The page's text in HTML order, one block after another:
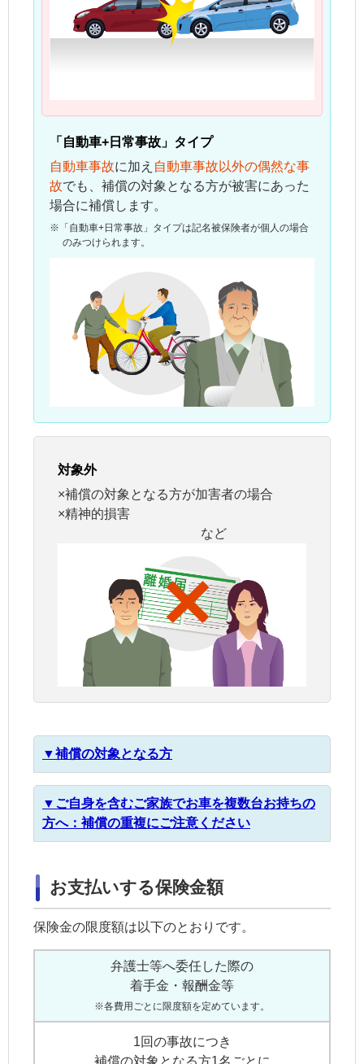
「自動車+日常事故」タイプ
自動車事故に加え 自動車事故以外の偶然な事
故でも、補償の対象となる方が被害にあった
場合に補償します。
※ 「自動車+日常事故」タイプは記名被保険者が個人の場合
のみつけられます。
対象外
×補償の対象となる方が加害者の場合
×精神的損害
など
▼補償の対象となる方
▼ご自身を含むご家族でお車を複数台お持ちの
方へ： 補償の重複にご注意ください
お支払いする保険金額
保険金の限度額は以下のとおりです。
弁護士等へ委任した際の
着手金・報酬金等
※各費用ごとに限度額を定めています。
1回の事故につき
補償の対象となる方1名ごとに